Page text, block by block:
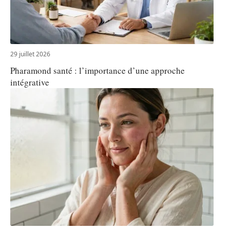
29 juillet 2026
Pharamond santé : l’importance d’une approche
intégrative